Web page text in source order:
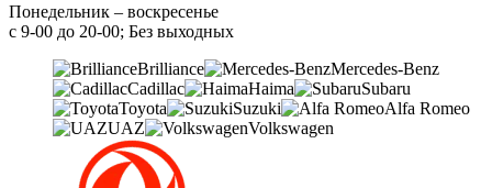
Понедельник – воскресенье
с 9-00 до 20-00; Без выходных
Brilliance
Mercedes-Benz
Cadillac
Haima
Subaru
Toyota
Suzuki
Alfa Romeo
UAZ
Volkswagen